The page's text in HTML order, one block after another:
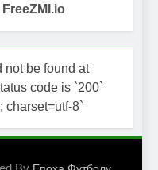
FreeZMI.io
not be found at
code is `200`
charset=utf-8`